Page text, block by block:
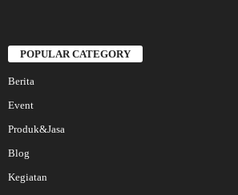
POPULAR CATEGORY
Berita
Event
Produk&Jasa
Blog
Kegiatan